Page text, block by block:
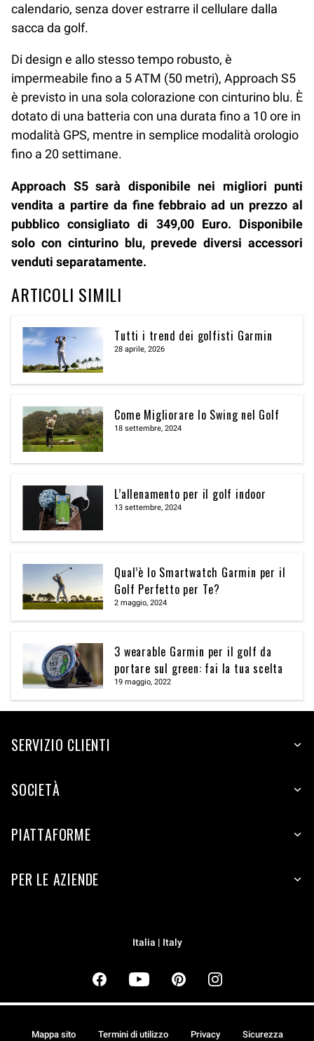
calendario, senza dover estrarre il cellulare dalla
sacca da golf.
Di design e allo stesso tempo robusto, è
impermeabile fino a 5 ATM (50 metri), Approach S5
è previsto in una sola colorazione con cinturino blu. È
dotato di una batteria con una durata fino a 10 ore in
modalità GPS, mentre in semplice modalità orologio
fino a 20 settimane.
Approach S5 sarà disponibile nei migliori punti
vendita a partire da fine febbraio ad un prezzo al
pubblico consigliato di 349,00 Euro. Disponibile
solo con cinturino blu, prevede diversi accessori
venduti separatamente.
ARTICOLI SIMILI
Tutti i trend dei golfisti Garmin
28 aprile, 2026
Come Migliorare lo Swing nel Golf
18 settembre, 2024
L’allenamento per il golf indoor
13 settembre, 2024
Qual’è lo Smartwatch Garmin per il
Golf Perfetto per Te?
2 maggio, 2024
3 wearable Garmin per il golf da
portare sul green: fai la tua scelta
19 maggio, 2022
SERVIZIO CLIENTI
SOCIETÀ
PIATTAFORME
PER LE AZIENDE
Italia | Italy
Mappa sito Termini di utilizzo Privacy Sicurezza